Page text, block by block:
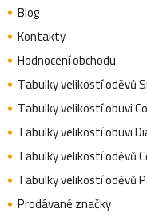
Blog
Kontakty
Hodnocení obchodu
Tabulky velikostí oděvů
Tabulky velikostí obuvi
Tabulky velikostí obuvi
Tabulky velikostí oděvů
Tabulky velikostí oděvů
Prodávané značky